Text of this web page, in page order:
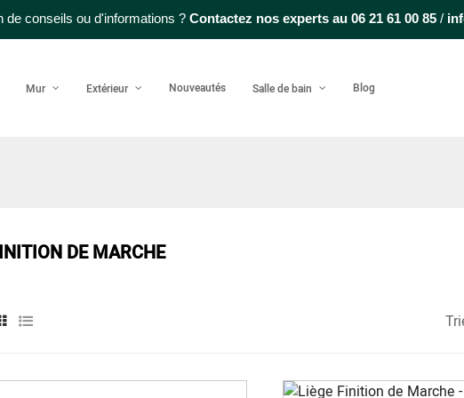
de conseils ou d'informations ? Contactez nos experts au 06 21 61 00 85 /
Mur Extérieur Nouveautés Salle de bain Blog
DE MARCHE